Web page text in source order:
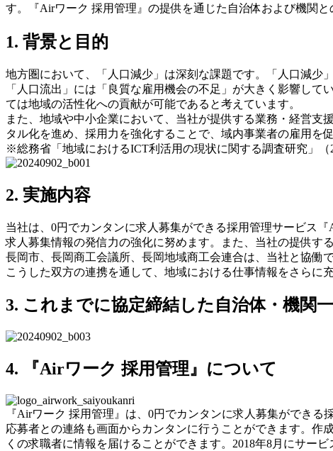
す。『Airワーク 採用管理』の提供を通じた自治体および機関
1. 背景と目的
地方圏において、「人口減少」は深刻な課題です。「人口減少
「人口流出」には「良質な雇用機会の不足」が大きく影響し
ては地域の活性化への貢献が可能であると考えています。
また、地域や中小企業において、当社が提供する業務・経営
タル化を進め、採用力を強化することで、域内事業者の雇用を
※総務省「地域におけるICT利活用の現状に関する調査研究」（
2. 実施内容
当社は、0円でカンタンに求人募集ができる採用管理サービス
求人募集情報の発信力の強化に努めます。また、当社の提供す
長岡市、長岡商工会議所、長岡地域商工会連合は、当社と協働
こうした双方の連携を通して、地域における仕事情報をさらに
3. これまでに協定締結した自治体・機関
4. 『Airワーク 採用管理』について
『Airワーク 採用管理』は、0円でカンタンに求人募集ができ
応募者との連絡も画面からカンタンに行うことができます。作
くの求職者に情報を届けることができます。2018年8月にサー